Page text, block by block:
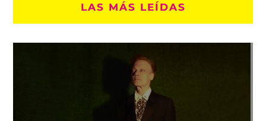
LAS MÁS LEÍDAS